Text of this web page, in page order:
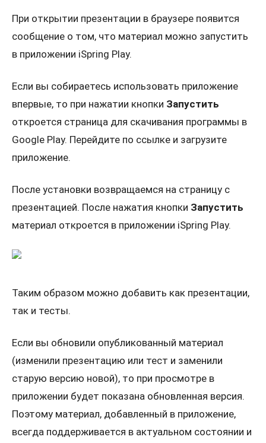
При открытии презентации в браузере появится
сообщение о том, что материал можно запустить
в приложении iSpring Play.
Если вы собираетесь использовать приложение
впервые, то при нажатии кнопки Запустить
откроется страница для скачивания программы в
Google Play. Перейдите по ссылке и загрузите
приложение.
После установки возвращаемся на страницу с
презентацией. После нажатия кнопки Запустить
материал откроется в приложении iSpring Play.
Таким образом можно добавить как презентации,
так и тесты.
Если вы обновили опубликованный материал
(изменили презентацию или тест и заменили
старую версию новой), то при просмотре в
приложении будет показана обновленная версия.
Поэтому материал, добавленный в приложение,
всегда поддерживается в актуальном состоянии и